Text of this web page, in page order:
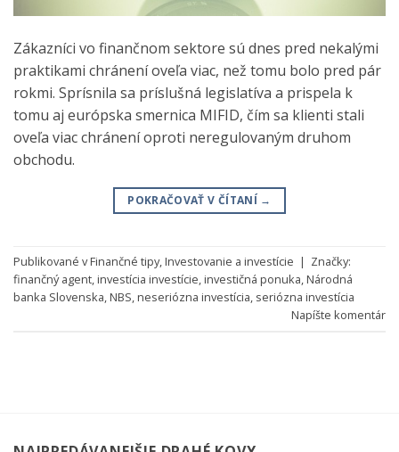
Zákazníci vo finančnom sektore sú dnes pred nekalými
praktikami chránení oveľa viac, než tomu bolo pred pár
rokmi. Sprísnila sa príslušná legislatíva a prispela k
tomu aj európska smernica MIFID, čím sa klienti stali
oveľa viac chránení oproti neregulovaným druhom
obchodu.
POKRAČOVAŤ V ČÍTANÍ →
Publikované vFinančné tipy,Investovanie a investície | Značky:
finančný agent,investícia investície,investičná ponuka,Národná
banka Slovenska,NBS,neseriózna investícia, seriózna investícia
Napíšte komentár